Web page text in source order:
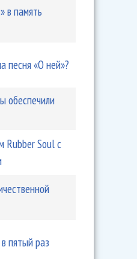
в память
песня «О ней»?
обеспечили
Rubber Soul с
пятый раз